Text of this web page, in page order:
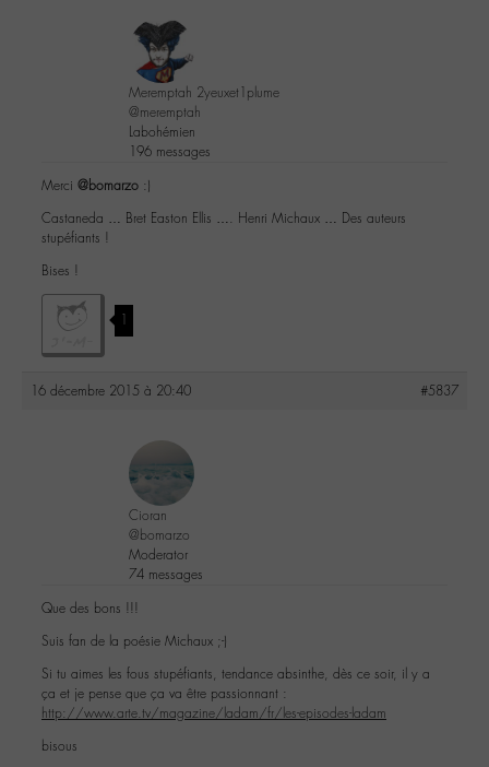
Meremptah 2yeuxet1plume
@meremptah
Labohémien
196 messages
Merci @bomarzo :)
Castaneda … Bret Easton Ellis …. Henri Michaux … Des auteurs
stupéfiants !
Bises !
1
16 décembre 2015 à 20:40 #5837
Cioran
@bomarzo
Moderator
74 messages
Que des bons !!!
Suis fan de la poésie Michaux ;-)
Si tu aimes les fous stupéfiants, tendance absinthe, dès ce soir, il y a
ça et je pense que ça va être passionnant :
http://www.arte.tv/magazine/ladam/fr/les-episodes-ladam
bisous